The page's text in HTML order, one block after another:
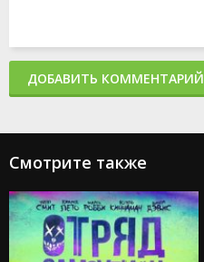
ДОБАВИТЬ КОММЕНТАРИЙ
Смотрите также